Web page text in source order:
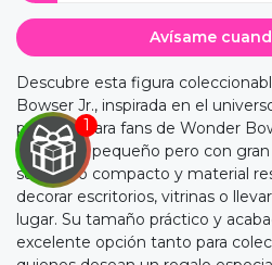
Avísame
Descubre esta figura
Bowser Jr., inspirada en el
perfecta para fans de Wonder
accesorio pequeño pero con
su diseño compacto y material
decorar escritorios, vitrinas o
lugar. Su tamaño práctico y
excelente opción tanto para